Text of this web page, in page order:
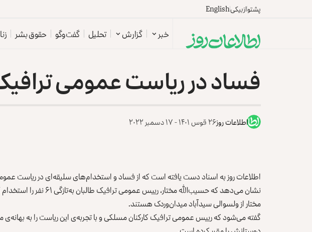
پشتوازبیکیEnglish
خبر گزارش تحلیل گفت‌وگو حقوق بشر
فساد در ریاست عمومی
اطلاعات روز۲۶ قوس ۱۴۰۱ - ۱۷ دسمبر ۲۰۲۲
اطلاعات روز به اسناد دست یافته است که از فساد و استخدام‌های سلیقه‌ای در ریاست
نشان می‌دهد که حسیب‌الله مختار،
مختار از ولسوالی سیدآباد میدان‌وردک هستند.
گفته می‌شود که رییس عمومی ترافیک کارکنان مسلکی و با تجربه‌ی این ریاست را به بهانه‌ی